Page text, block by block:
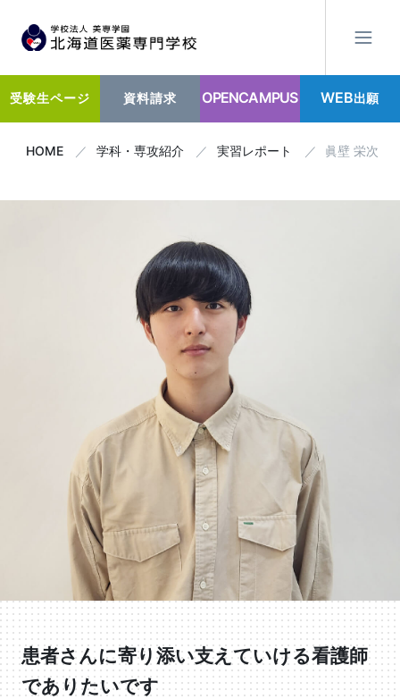
受験生ページ 資料請求 OPENCAMPUS WEB出願
HOME 学科・専攻紹介 実習レポート 眞壁 栄次
患者さんに寄り添い支えていける看護師
でありたいです